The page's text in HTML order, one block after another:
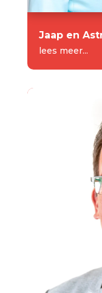
Jaap en
lees meer...